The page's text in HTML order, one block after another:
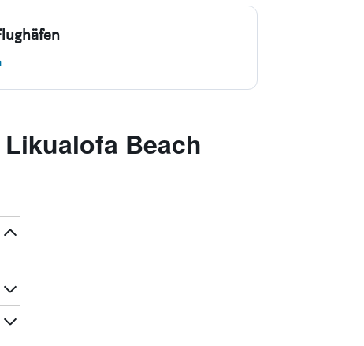
Beach